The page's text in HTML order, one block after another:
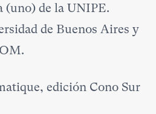
(uno) de la UNIPE.
de Buenos Aires y
edición Cono Sur